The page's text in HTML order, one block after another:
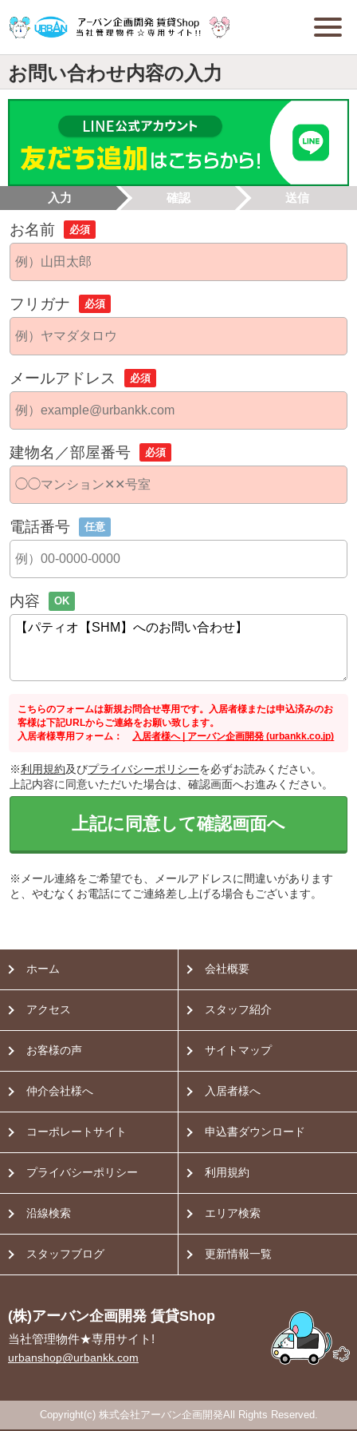
お問い合わせ内容の入力
入力 確認 送信
お名前 必須
フリガナ 必須
メールアドレス 必須
建物名／部屋番号 必須
電話番号 任意
内容 OK
こちらのフォームは新規お問合せ専用です。入居者様または申込済みのお
客様は下記URLからご連絡をお願い致します。
入居者様専用フォーム： 入居者様へ | アーバン企画開発 (urbankk.co.jp)
※利用規約及びプライバシーポリシーを必ずお読みください。
上記内容に同意いただいた場合は、確認画面へお進みください。
上記に同意して確認画面へ
※メール連絡をご希望でも、メールアドレスに間違いがあります
と、やむなくお電話にてご連絡差し上げる場合もございます。
ホーム 会社概要
アクセス スタッフ紹介
お客様の声 サイトマップ
仲介会社様へ 入居者様へ
コーポレートサイト 申込書ダウンロード
プライバシーポリシー 利用規約
沿線検索 エリア検索
スタッフブログ 更新情報一覧
(株)アーバン企画開発 賃貸Shop
当社管理物件★専用サイト!
urbanshop@urbankk.com
Copyright(c) 株式会社アーバン企画開発All Rights Reserved.